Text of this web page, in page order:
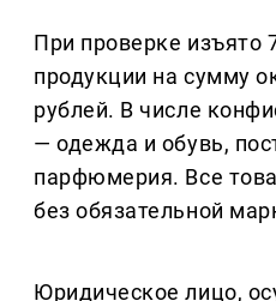
При проверке изъято
продукции на сумму
рублей. В числе
— одежда и обувь,
парфюмерия. Все
без обязательной
Юридическое лицо,